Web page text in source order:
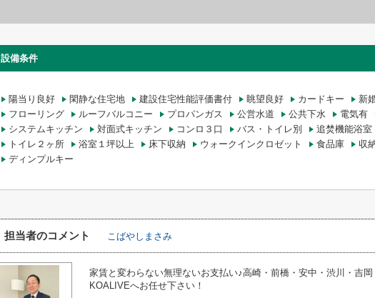
設備条件
陽当り良好 閑静な住宅地 建設住宅性能評価書付 眺望良好 カードキー 新
フローリング
ルーフバルコニー プロパンガス 公営水道 公共下水 電気有
システムキッチン
対面式キッチン コンロ３口 バス・トイレ別 追焚機能浴室
トイレ２ヶ所
浴室１坪以上 床下収納 ウォークインクロゼット 食品庫 収
ディンプルキー
担当者のコメント こばやしまさみ
家賃と変わらない無理ないお支払い♪高崎・前橋・安中・渋川・吉
KOALIVEへお任せ下さい！